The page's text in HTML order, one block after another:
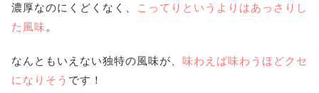
濃厚なのにくどくなく、
こってりというよりはあっさりし
た風味 。
なんともいえない独特の風味が、 味わえば味わうほどクセ
になりそう です！